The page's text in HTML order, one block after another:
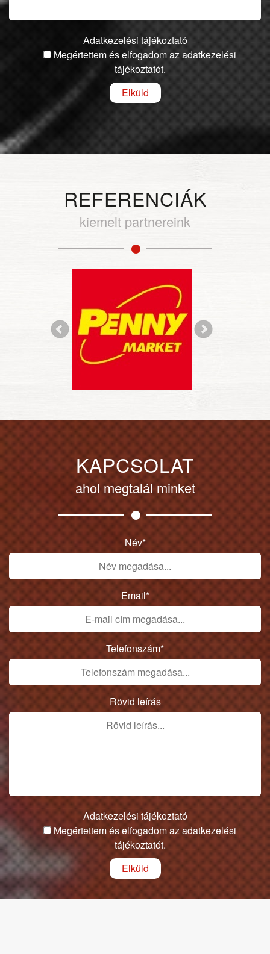
Adatkezelési tájékoztató
Megértettem és elfogadom az adatkezelési
tájékoztatót.
REFERENCIÁK
kiemelt partnereink
KAPCSOLAT
ahol megtalál minket
Név*
Email*
Telefonszám*
Rövid leírás
Adatkezelési tájékoztató
Megértettem és elfogadom az adatkezelési
tájékoztatót.